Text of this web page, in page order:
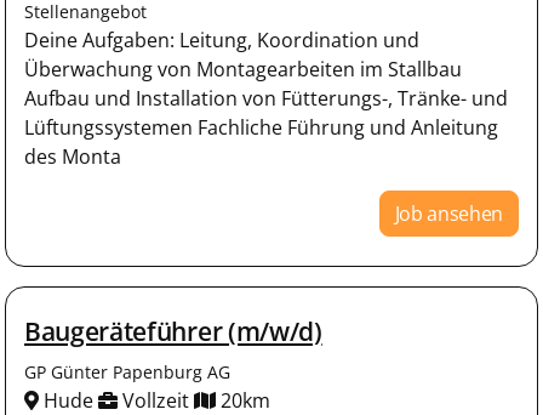
Stellenangebot
Deine Aufgaben: Leitung, Koordination und
Überwachung von Montagearbeiten im Stallbau
Aufbau und Installation von Fütterungs-, Tränke- und
Lüftungssystemen Fachliche Führung und Anleitung
des Monta
Job ansehen
Baugeräteführer (m/w/d)
GP Günter Papenburg AG
Hude Vollzeit 20km